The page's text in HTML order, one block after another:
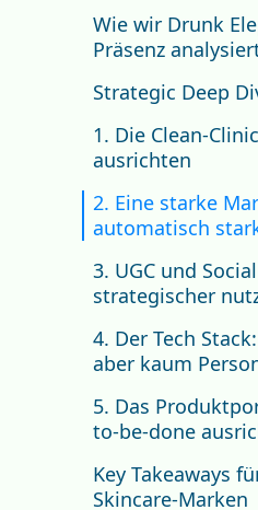
Wie wir Drunk
Präsenz
Strategic Deep
1. Die Clean-
ausrichten
2. Eine starke
automatisch
3. UGC und
strategischer
4. Der Tech
aber kaum
5. Das
to-be-done
Key Takeaways
Skincare-Marken